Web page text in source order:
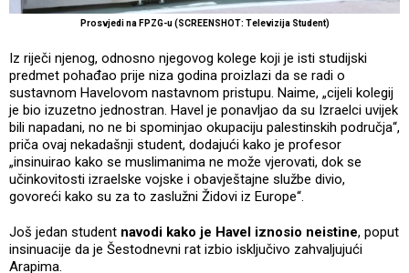
Prosvjedi na FPZG-u (SCREENSHOT: Televizija Student)
Iz riječi njenog, odnosno njegovog kolege koji je isti studijski
predmet pohađao prije niza godina proizlazi da se radi o
sustavnom Havelovom nastavnom pristupu. Naime, „cijeli kolegij
je bio izuzetno jednostran. Havel je ponavljao da su Izraelci uvijek
bili napadani, no ne bi spominjao okupaciju palestinskih područja“,
priča ovaj nekadašnji student, dodajući kako je profesor
„insinuirao kako se muslimanima ne može vjerovati, dok se
učinkovitosti izraelske vojske i obavještajne službe divio,
govoreći kako su za to zaslužni Židovi iz Europe“.
Još jedan student navodi kako je Havel iznosio neistine, poput
insinuacije da je Šestodnevni rat izbio isključivo zahvaljujući
Arapima.